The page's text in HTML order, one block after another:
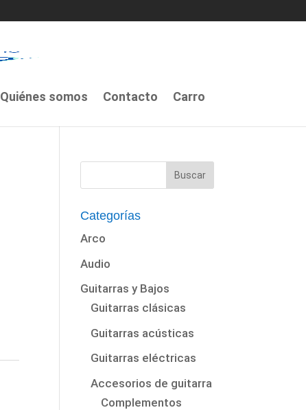
Quiénes somos Contacto Carro
Categorías
Arco
Audio
Guitarras y Bajos
Guitarras clásicas
Guitarras acústicas
Guitarras eléctricas
Accesorios de guitarra
Complementos